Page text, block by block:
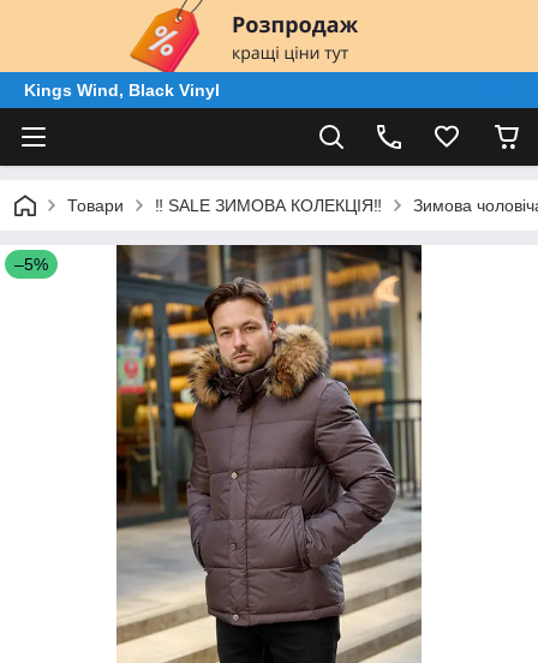
Kings Wind, Black Vinyl
Товари ‼️ SALE ЗИМОВА КОЛЕКЦІЯ‼️ Зимова
–5%